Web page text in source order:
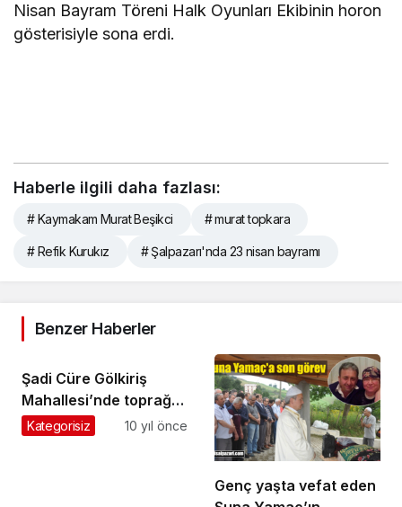
Nisan Bayram Töreni Halk Oyunları Ekibinin horon
gösterisiyle sona erdi.
Haberle ilgili daha fazlası:
# Kaymakam Murat Beşikci # murat topkara
# Refik Kurukız # Şalpazarı'nda 23 nisan bayramı
Benzer Haberler
Şadi Cüre Gölkiriş
Mahallesi’nde toprağa
verildi
Kategorisiz 10 yıl önce
Genç yaşta vefat eden